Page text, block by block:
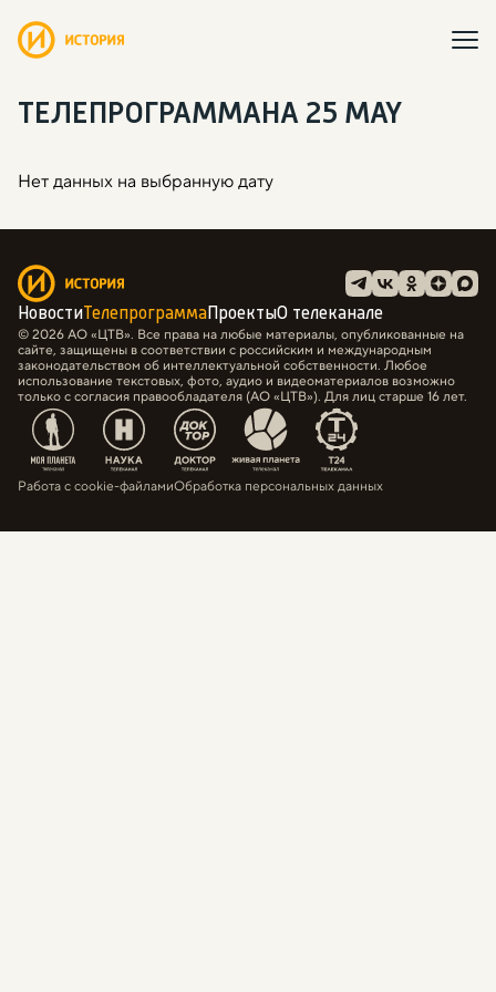
ТЕЛЕПРОГРАММАНА 25 MAY
Нет данных на выбранную дату
Новости Телепрограмма ПроектыО телеканале
© 2026 АО «ЦТВ». Все права на любые материалы, опубликованные на
сайте, защищены в соответствии с российским и международным
законодательством об интеллектуальной собственности. Любое
использование текстовых, фото, аудио и видеоматериалов возможно
только с согласия правообладателя (АО «ЦТВ»). Для лиц старше 16 лет.
Работа с cookie-файламиОбработка персональных данных